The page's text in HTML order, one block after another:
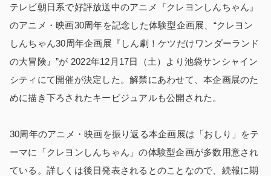
テレビ朝日系で好評放送中のアニメ『クレヨンしんちゃん』
のアニメ・映画30周年を記念した体験型企画展、“クレヨン
しんちゃん30周年企画展『しん劇！ケツだけワンダーランド
の大冒険』”が 2022年12月17日（土）より池袋サンシャイン
シティにて開催が決定した。解禁にあわせて、本企画展のた
めに描き下ろされたキービジュアルも公開された。
30周年のアニメ・映画を振り返る本企画展は「おしり」をテ
ーマに「クレヨンしんちゃん」の体験型企画が多数用意され
ている。詳しくは後日発表されるとのことなので、続報に期